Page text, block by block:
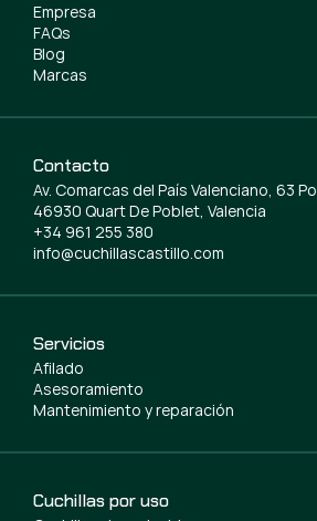
Servicios
Afilado
Asesoramiento
Mantenimiento y reparación
Cuchillas por uso
Empresa
FAQs
Blog
Marcas
Contacto
Av. Comarcas del País Valenciano, 63
46930 Quart De Poblet, Valencia
+34 961 255 380
info@cuchillascastillo.com